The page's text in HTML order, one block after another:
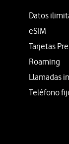
Datos
eSIM
Tarjetas
Roaming
Llamadas
Teléfono